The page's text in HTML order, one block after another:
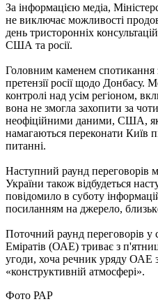
За інформацією медіа,
не виключає можливості
день тристоронніх
США та росії.
Головним каменем спотикання
претензії росії щодо Донбасу.
контролі над усім регіоном,
вона не змогла захопити за
неофіційними даними, США,
намагаються переконати Київ
питанні.
Наступний раунд переговорів
України також відбудеться
повідомило в суботу
посиланням на джерело,
Поточний раунд переговорів
Еміратів (ОАЕ) триває з
угоди, хоча речник уряду
«конструктивній атмосфері».
Фото РАР